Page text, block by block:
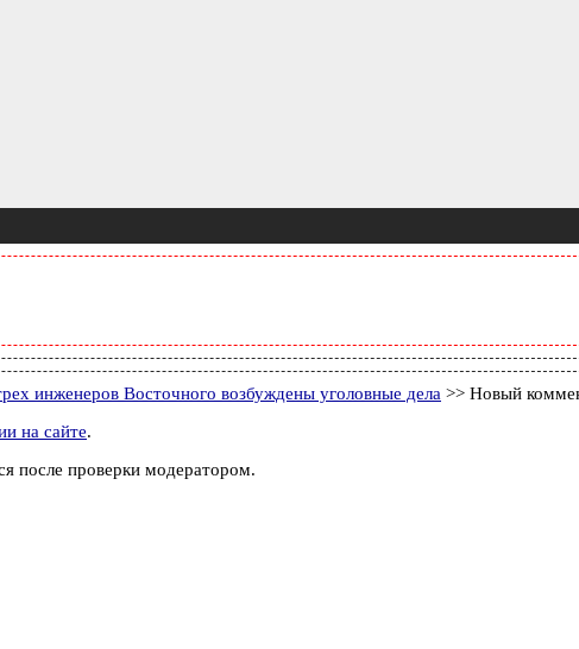
инженеров Восточного возбуждены уголовные дела >> Новый
на сайте.
после проверки модератором.